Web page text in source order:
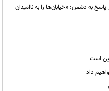
به دشمن: «خیابان‌ها را به ناامیدان
است
داد